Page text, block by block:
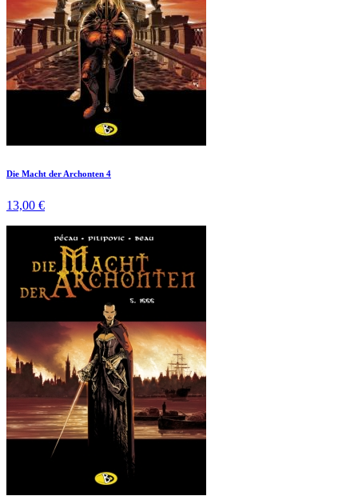
Die Macht der Archonten 4
13,00 €